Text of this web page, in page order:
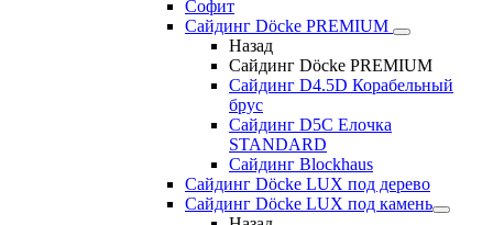
Софит
Сайдинг Döcke PREMIUM
Назад
Сайдинг Döcke PREMIUM
Сайдинг D4.5D Корабельный
брус
Сайдинг D5С Елочка
STANDARD
Сайдинг Blockhaus
Сайдинг Döcke LUX под дерево
Сайдинг Döcke LUX под камень